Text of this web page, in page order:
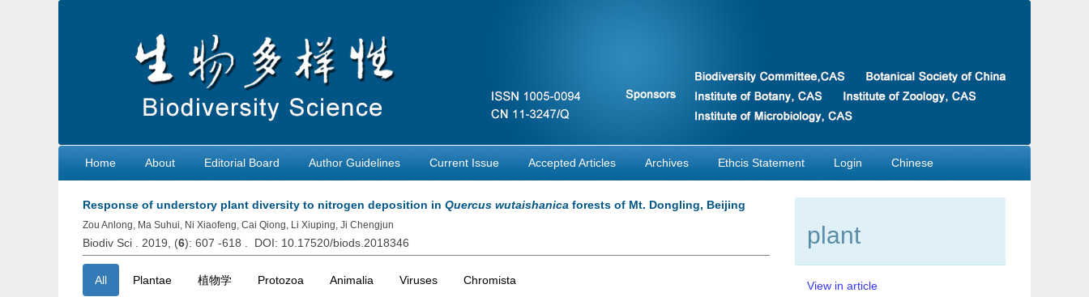
Home About Editorial Board Author Guidelines Current Issue Accepted Articles Archives Ethcis Statement Login Chinese
Response of understory plant diversity to nitrogen deposition in Quercus wutaishanica forests of Mt. Dongling, Beijing
Zou Anlong, Ma Suhui, Ni Xiaofeng, Cai Qiong, Li Xiuping, Ji Chengjun
Biodiv Sci . 2019, (6): 607 -618 . DOI: 10.17520/biods.2018346
All Plantae 植物学 Protozoa Animalia Viruses Chromista
plant
View in article